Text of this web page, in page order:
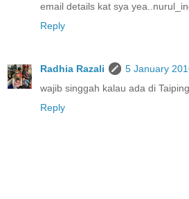
email details kat sya
Reply
Radhia Razali
5 January
wajib singgah kalau ada di
Reply